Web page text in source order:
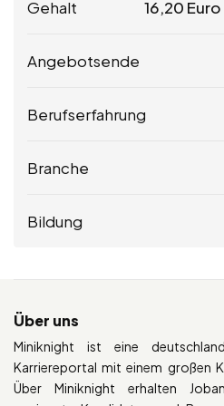
Gehalt 16,20 Euro
Angebotsende
Berufserfahrung
Branche
Bildung
Über uns
Miniknight ist eine
Karriereportal mit einem großen
Über Miniknight erhalten